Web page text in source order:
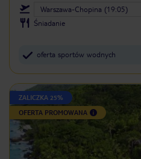
Warszawa-Chopina (19:05)
Śniadanie
oferta sportów wodnych
ZALICZKA 25%
OFERTA PROMOWANA